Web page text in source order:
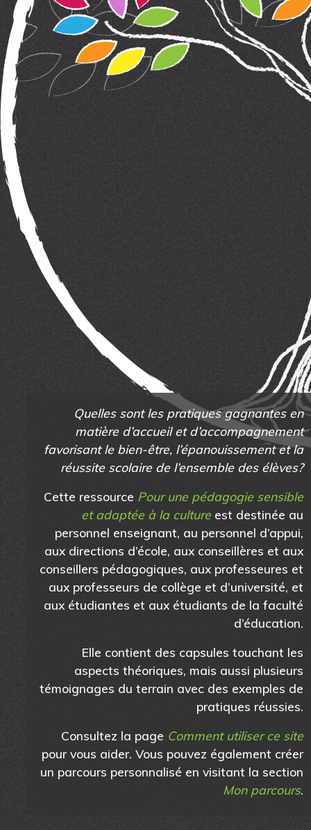
Quelles sont les pratiques gagnantes en
matière d’accueil et d’accompagnement
favorisant le bien-être, l’épanouissement et la
réussite scolaire de l’ensemble des élèves?
Cette ressource Pour une pédagogie sensible
et adaptée à la cultureest destinée au
personnel enseignant, au personnel d’appui,
aux directions d’école, aux conseillères et aux
conseillers pédagogiques, aux professeures et
aux professeurs de collège et d’université, et
aux étudiantes et aux étudiants de la faculté
d’éducation.
Elle contient des capsules touchant les
aspects théoriques, mais aussi plusieurs
témoignages du terrain avec des exemples de
pratiques réussies.
Consultez la page Comment utiliser ce site
pour vous aider. Vous pouvez également créer
un parcours personnalisé en visitant la section
Mon parcours.